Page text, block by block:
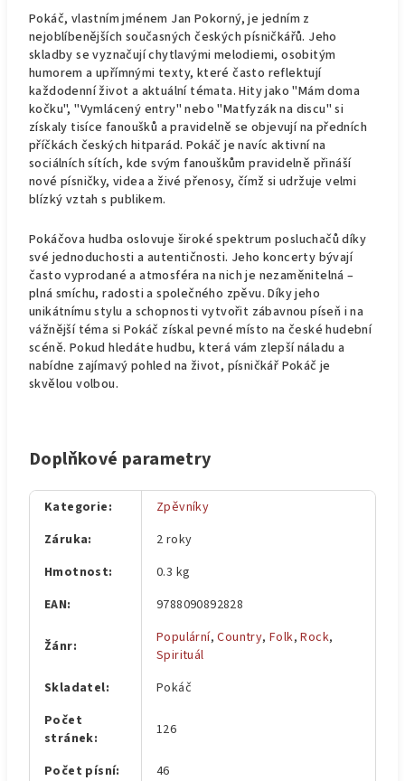
Pokáč, vlastním jménem Jan Pokorný, je jedním z
nejoblíbenějších současných českých písničkářů. Jeho
skladby se vyznačují chytlavými melodiemi, osobitým
humorem a upřímnými texty, které často reflektují
každodenní život a aktuální témata. Hity jako "Mám doma
kočku", "Vymlácený entry" nebo "Matfyzák na discu" si
získaly tisíce fanoušků a pravidelně se objevují na předních
příčkách českých hitparád. Pokáč je navíc aktivní na
sociálních sítích, kde svým fanouškům pravidelně přináší
nové písničky, videa a živé přenosy, čímž si udržuje velmi
blízký vztah s publikem.
Pokáčova hudba oslovuje široké spektrum posluchačů díky
své jednoduchosti a autentičnosti. Jeho koncerty bývají
často vyprodané a atmosféra na nich je nezaměnitelná –
plná smíchu, radosti a společného zpěvu. Díky jeho
unikátnímu stylu a schopnosti vytvořit zábavnou píseň i na
vážnější téma si Pokáč získal pevné místo na české hudební
scéně. Pokud hledáte hudbu, která vám zlepší náladu a
nabídne zajímavý pohled na život, písničkář Pokáč je
skvělou volbou.
Doplňkové parametry
Kategorie:
Zpěvníky
Záruka:
2 roky
Hmotnost:
0.3 kg
EAN: 9788090892828
Žánr: Populární,Country,Folk,Rock,
Spirituál
Skladatel:
Pokáč
Počet
stránek: 126
Počet písní:
46